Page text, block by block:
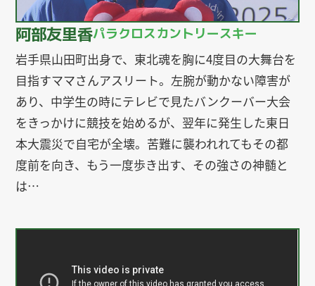
阿部友里香パラクロスカントリースキー
岩手県山田町出身で、東北魂を胸に4度目の大舞台を
目指すママさんアスリート。左腕が動かない障害が
あり、中学生の時にテレビで見たバンクーバー大会
をきっかけに競技を始めるが、翌年に発生した東日
本大震災で自宅が全壊。苦難に襲われれてもその都
度前を向き、もう一度歩き出す、その強さの神髄と
は…